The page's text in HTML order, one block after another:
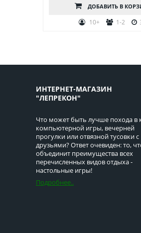
ДОБАВИТЬ В
10+ 1-2
ИНТЕРНЕТ-МАГАЗИН
"ЛЕПРЕКОН"
Что может быть лучше похода в
компьютерной игры, вечерней
прогулки или отвязной тусовки с
друзьями? Ответ очевиден: то,
объединит преимущества всех
перечисленных видов отдыха -
настольные игры!
Подробнее..